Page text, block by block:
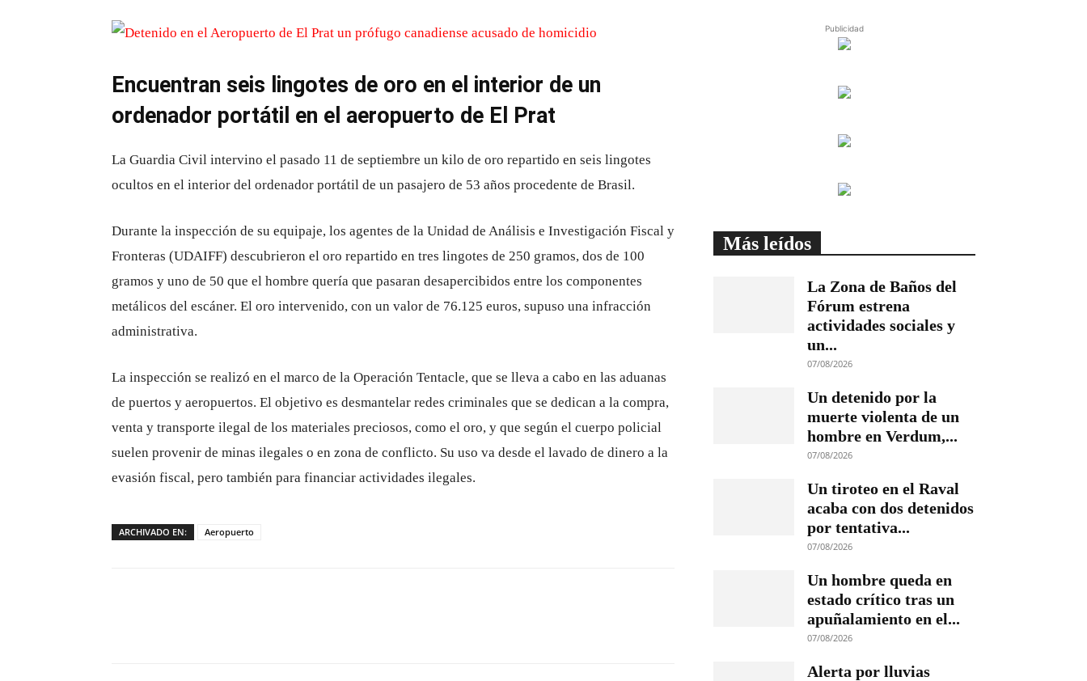
Encuentran seis lingotes de oro en el interior de un
ordenador portátil en el aeropuerto de El Prat
La Guardia Civil intervino el pasado 11 de septiembre un kilo de oro repartido en seis lingotes
ocultos en el interior del ordenador portátil de un pasajero de 53 años procedente de Brasil.
Durante la inspección de su equipaje, los agentes de la Unidad de Análisis e Investigación Fiscal y
Fronteras (UDAIFF) descubrieron el oro repartido en tres lingotes de 250 gramos, dos de 100
gramos y uno de 50 que el hombre quería que pasaran desapercibidos entre los componentes
metálicos del escáner. El oro intervenido, con un valor de 76.125 euros, supuso una infracción
administrativa.
La inspección se realizó en el marco de la Operación Tentacle, que se lleva a cabo en las aduanas
de puertos y aeropuertos. El objetivo es desmantelar redes criminales que se dedican a la compra,
venta y transporte ilegal de los materiales preciosos, como el oro, y que según el cuerpo policial
suelen provenir de minas ilegales o en zona de conflicto. Su uso va desde el lavado de dinero a la
evasión fiscal, pero también para financiar actividades ilegales.
ARCHIVADO EN: Aeropuerto
Publicidad
Más leídos
La Zona de Baños del
Fórum estrena
actividades sociales y
un...
07/08/2026
Un detenido por la
muerte violenta de un
hombre en Verdum,...
07/08/2026
Un tiroteo en el Raval
acaba con dos detenidos
por tentativa...
07/08/2026
Un hombre queda en
estado crítico tras un
apuñalamiento en el...
07/08/2026
Alerta por lluvias